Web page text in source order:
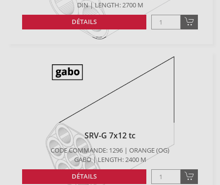
DIN | LENGTH: 2700 M
DÉTAILS
SRV-G 7x12 tc
CODE COMMANDE: 1296 | ORANGE (OG)
GABO | LENGTH: 2400 M
DÉTAILS